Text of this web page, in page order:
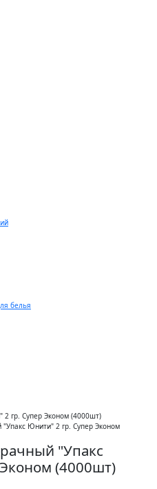
белья
гр. Супер Эконом (4000шт)
"Упакс
(4000шт)